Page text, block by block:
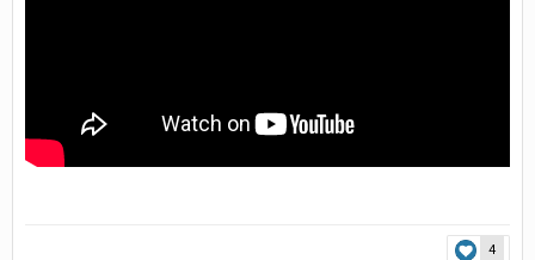
4